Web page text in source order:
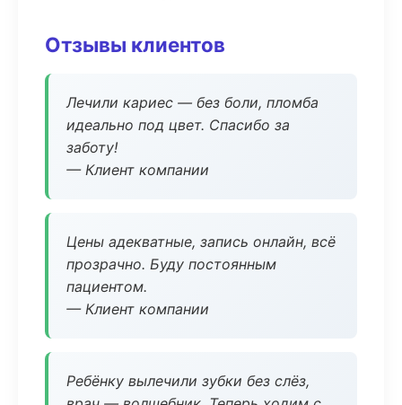
Отзывы клиентов
Лечили кариес — без боли, пломба
идеально под цвет. Спасибо за
заботу!
— Клиент компании
Цены адекватные, запись онлайн, всё
прозрачно. Буду постоянным
пациентом.
— Клиент компании
Ребёнку вылечили зубки без слёз,